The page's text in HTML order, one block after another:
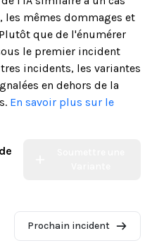
les mêmes dommages et
que de l'énumérer
le premier incident
incidents, les variantes
en dehors de la
En savoir plus sur le
Prochain incident